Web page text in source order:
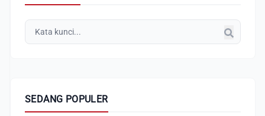
SEDANG POPULER